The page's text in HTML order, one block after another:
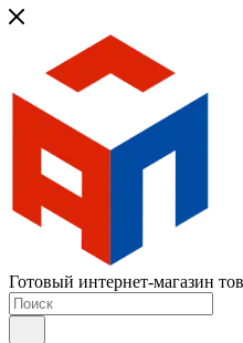
Готовый интернет-магазин